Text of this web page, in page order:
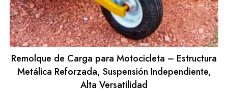
Remolque de Carga para Motocicleta – Estructura
Metálica Reforzada, Suspensión Independiente,
Alta Versatilidad